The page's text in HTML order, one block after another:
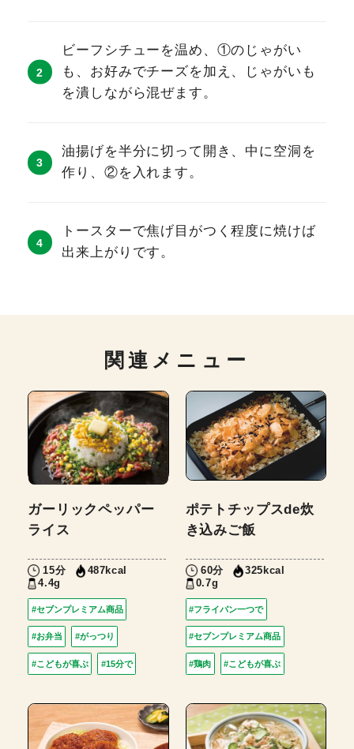
ビーフシチューを温め、①のじゃがい
も、お好みでチーズを加え、じゃがいも
を潰しながら混ぜます。
油揚げを半分に切って開き、中に空洞を
作り、②を入れます。
トースターで焦げ目がつく程度に焼けば
出来上がりです。
関連メニュー
ガーリックペッパー
ライス
15分
487kcal
4.4g
#セブンプレミアム商品
#お弁当 #がっつり
#こどもが喜ぶ #15分で
ポテトチップスde炊
き込みご飯
60分
325kcal
0.7g
#フライパン一つで
#セブンプレミアム商品
#鶏肉 #こどもが喜ぶ